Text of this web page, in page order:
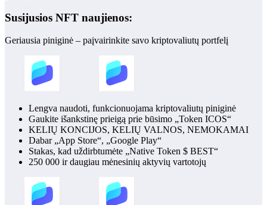
Susijusios NFT naujienos:
Geriausia piniginė – paįvairinkite savo kriptovaliutų portfelį
Lengva naudoti, funkcionuojama kriptovaliutų piniginė
Gaukite išankstinę prieigą prie būsimo „Token ICOS“
KELIŲ KONCIJOS, KELIŲ VALNOS, NEMOKAMAI
Dabar „App Store“, „Google Play“
Stakas, kad uždirbtumėte „Native Token $ BEST“
250 000 ir daugiau mėnesinių aktyvių vartotojų